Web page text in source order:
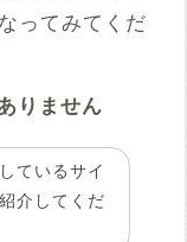
ってみてくだ
りません
ているサイ
介してくだ